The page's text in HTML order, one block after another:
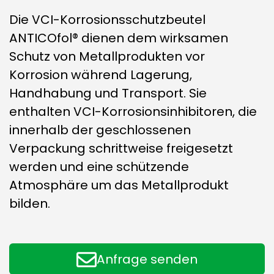
Die VCI-Korrosionsschutzbeutel
ANTICOfol® dienen dem wirksamen
Schutz von Metallprodukten vor
Korrosion während Lagerung,
Handhabung und Transport. Sie
enthalten VCI-Korrosionsinhibitoren, die
innerhalb der geschlossenen
Verpackung schrittweise freigesetzt
werden und eine schützende
Atmosphäre um das Metallprodukt
bilden.
Anfrage senden